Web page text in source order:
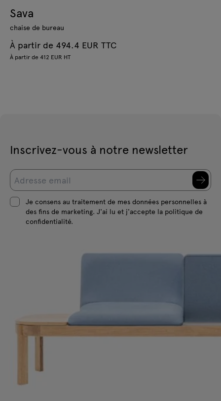
Sava
chaise de bureau
À partir de 494.4 EUR TTC
À partir de 412 EUR HT
Inscrivez-vous à notre newsletter
Je consens au traitement de mes données personnelles à
des fins de marketing. J'ai lu et j'accepte la politique de
confidentialité.